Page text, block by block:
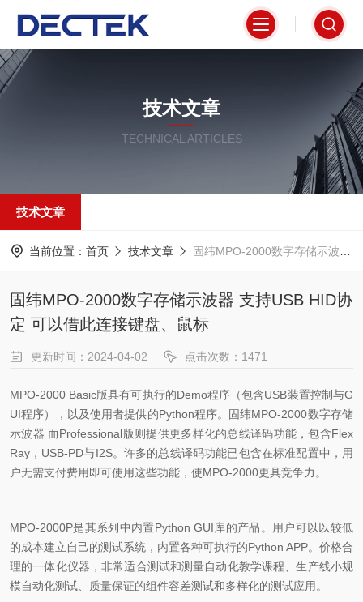
技术文章
TECHNICAL ARTICLES
技术文章
当前位置： 首页 技术文章 固纬MPO-2000数字存储示波器 支持USB HID协定 可以借此连接键盘、鼠标
固纬MPO-2000数字存储示波器 支持USB HID协
定 可以借此连接键盘、鼠标
更新时间：2024-04-02 点击次数：1471
MPO-2000 Basic版具有可执行的Demo程序（包含USB装置控制与G
UI程序），以及使用者提供的Python程序。固纬MPO-2000数字存储
示波器 而Professional版则提供更多样化的总线译码功能，包含Flex
Ray ， USB-PD与I2S。许多的总线译码功能已包含在标准配置中，用
户无需支付费用即可使用这些功能，使MPO-2000更具竞争力。
MPO-2000P是其系列中内置Python GUI库的产品。用户可以以较低
的成本建立自己的测试系统，内置各种可执行的Python APP。价格合
理的一体化仪器，非常适合测试和测量自动化教学课程、生产线小规
模自动化测试、质量保证的组件容差测试和多样化的测试应用。